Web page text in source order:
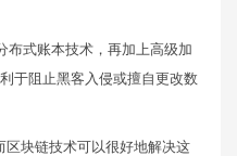
布式账本技术，再加上高级加
于阻止黑客入侵或擅自更改数
区块链技术可以很好地解决这